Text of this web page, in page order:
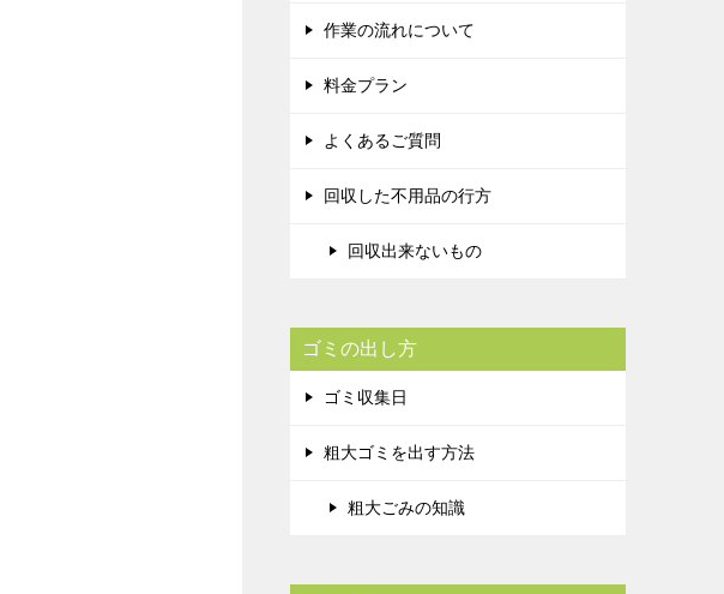
作業の流れについて
料金プラン
よくあるご質問
回収した不用品の行方
回収出来ないもの
ゴミの出し方
ゴミ収集日
粗大ゴミを出す方法
粗大ごみの知識